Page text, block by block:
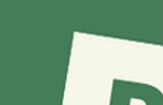
Hoje, a recomposição salarial necessária
para os trabalhadores da HUBrasil seria de
cerca de 15%. Contudo, a empresa só
apresentou proposta quando os
trabalhadores entrara